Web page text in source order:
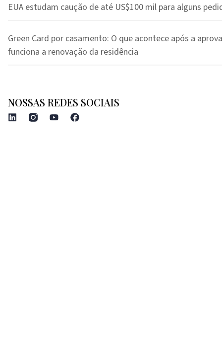
EUA estudam caução de até US$100 mil para alguns
Green Card por casamento: O que acontece após a
funciona a renovação da residência
NOSSAS REDES SOCIAIS